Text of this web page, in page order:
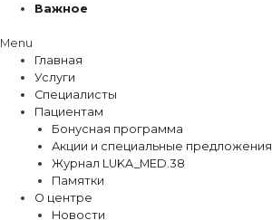
Важное
Menu
Главная
Услуги
Специалисты
Пациентам
Бонусная программа
Акции и специальные предложения
Журнал LUKA_MED.38
Памятки
О центре
Новости